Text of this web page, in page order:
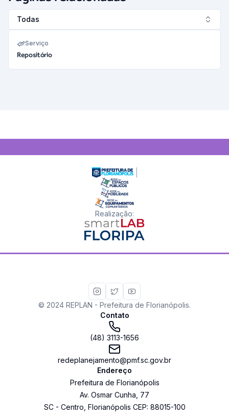
Serviço
Repositório
Todas
Realização:
© 2024 REPLAN - Prefeitura de Florianópolis.
Contato
(48) 3113-1656
redeplanejamento@pmf.sc.gov.br
Endereço
Prefeitura de Florianópolis
Av. Osmar Cunha 77
SC- Centro Florianópolis CEP: 88015-100